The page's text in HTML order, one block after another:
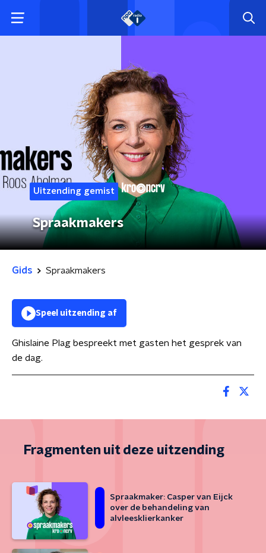
Uitzending gemist
Spraakmakers
Gids Spraakmakers
Speel uitzending af
Ghislaine Plag bespreekt met gasten het gesprek van
de dag.
Fragmenten uit deze uitzending
Spraakmaker: Casper van Eijck
over de behandeling van
alvleesklierkanker